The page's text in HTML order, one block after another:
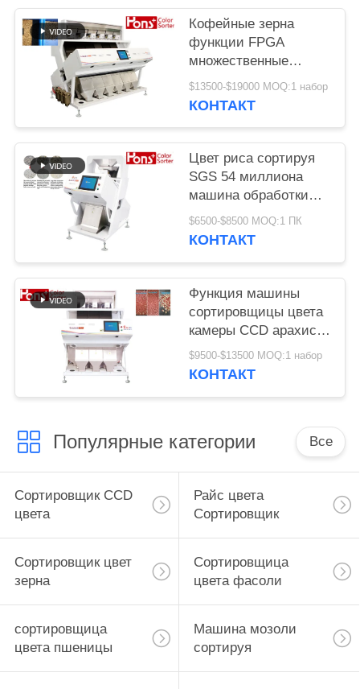
Кофейные зерна
функции FPGA
множественные
красят сортируя
машину
$13500-$19000 MOQ:1 набор
КОНТАКТ
Цвет риса сортируя
SGS 54 миллиона
машина обработки
разделителя пиксела
$6500-$8500 MOQ:1 ПК
КОНТАКТ
Функция машины
сортировщицы цвета
камеры CCD арахиса
3 парашютов
множественная
$9500-$13500 MOQ:1 набор
КОНТАКТ
Популярные категории Все
Сортировщик CCD
цвета
Райс цвета
Сортировщик
Сортировщик цвет
зерна
Сортировщица
цвета фасоли
сортировщица
цвета пшеницы
Машина мозоли
сортируя